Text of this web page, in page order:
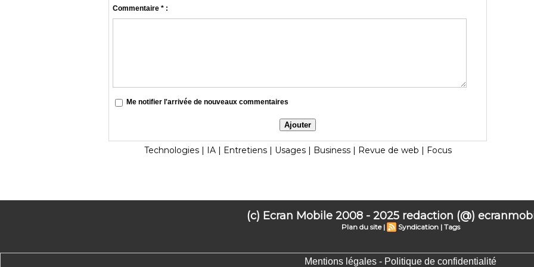
Commentaire * :
Me notifier l'arrivée de nouveaux commentaires
Technologies IA Entretiens Usages Business Revue de web Focus
(c) Ecran Mobile 2008 - 2025 redaction (@)
Plan du site | Syndication | Tags
Mentions légales - Politique de confidentialité